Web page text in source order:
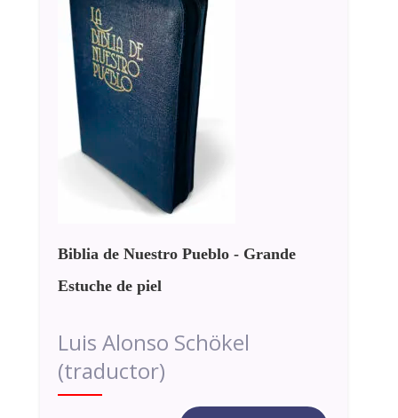
Biblia de Nuestro Pueblo - Grande
Estuche de piel
Luis Alonso Schökel
(traductor)